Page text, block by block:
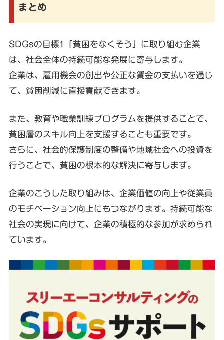
まとめ
SDGsの目標1「貧困をなくそう」に取り組む企業
は、社会全体の持続可能な発展に寄与します。
企業は、雇用機会の創出や公正な賃金の支払いを通じ
て、貧困削減に直接貢献できます。
また、教育や職業訓練プログラムを提供することで、
貧困層のスキル向上を支援することも重要です。
さらに、社会的保護制度の整備や地域社会への投資を
行うことで、貧困の根本的な解決に寄与します。
企業のこうした取り組みは、企業価値の向上や従業員
のモチベーション向上にもつながります。持続可能な
社会の実現に向けて、企業の積極的な参加が求められ
ています。